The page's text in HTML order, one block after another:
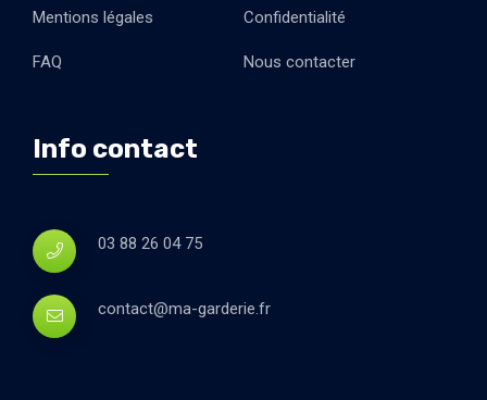
Mentions légales Confidentialité
FAQ Nous contacter
Info contact
03 88 26 04 75
contact@ma-garderie.fr